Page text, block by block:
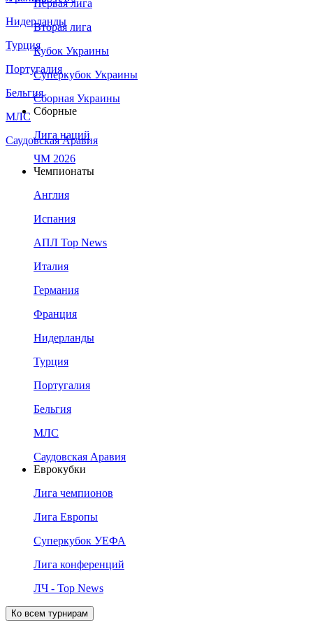
Нидерланды
Турция
Португалия
Бельгия
МЛС
Саудовская Аравия
Первая лига
Вторая лига
Кубок Украины
Суперкубок Украины
Сборная Украины
Сборные
Лига наций
ЧМ 2026
Чемпионаты
Англия
Испания
АПЛ Top News
Италия
Германия
Франция
Нидерланды
Турция
Португалия
Бельгия
МЛС
Саудовская Аравия
Еврокубки
Лига чемпионов
Лига Европы
Суперкубок УЕФА
Лига конференций
ЛЧ - Top News
Ко всем турнирам